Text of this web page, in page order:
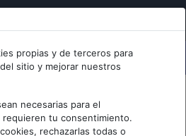
propias y de terceros para
sitio y mejorar nuestros
necesarias para el
tu consentimiento.
rechazarlas todas o